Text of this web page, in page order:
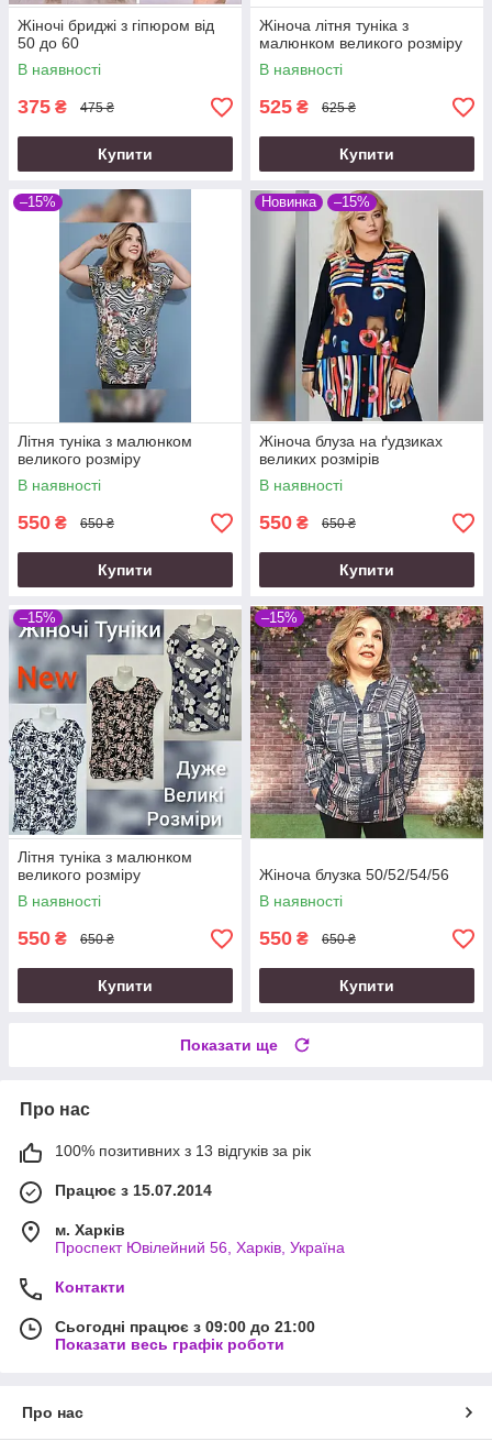
Жіночі бриджі з гіпюром від
50 до 60
В наявності
375 ₴ 475 ₴
Купити
Жіноча літня туніка з
малюнком великого розміру
В наявності
525 ₴ 625 ₴
Купити
–15%
Літня туніка з малюнком
великого розміру
В наявності
550 ₴ 650 ₴
Купити
Новинка –15%
Жіноча блуза на ґудзиках
великих розмірів
В наявності
550 ₴ 650 ₴
Купити
–15%
Літня туніка з малюнком
великого розміру
В наявності
550 ₴ 650 ₴
Купити
–15%
Жіноча блузка 50/52/54/56
В наявності
550 ₴ 650 ₴
Купити
Показати ще
Про нас
100% позитивних з 13 відгуків за рік
Працює з 15.07.2014
м. Харків
Проспект Ювілейний 56, Харків, Україна
Контакти
Сьогодні працює з 09:00 до 21:00
Показати весь графік роботи
Про нас